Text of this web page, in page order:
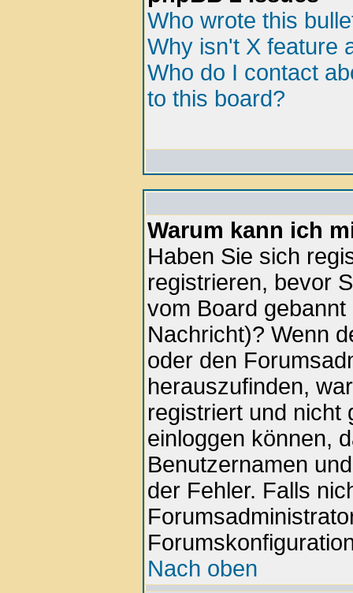
Who wrote this
Why isn't X feature
Who do I contact
to this board?
Warum kann ich
Haben Sie sich
registrieren, bevor
vom Board
Nachricht)? Wenn
oder den
herauszufinden,
registriert und nicht
einloggen können,
Benutzernamen
der Fehler. Falls
Nach oben